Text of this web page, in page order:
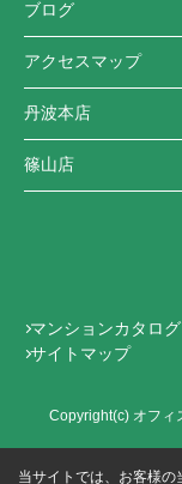
ブログ
アクセスマップ
丹波本店
篠山店
マンションカタログ
サイトマップ
Copyright(c) オフィ
当サイトでは、お客様の